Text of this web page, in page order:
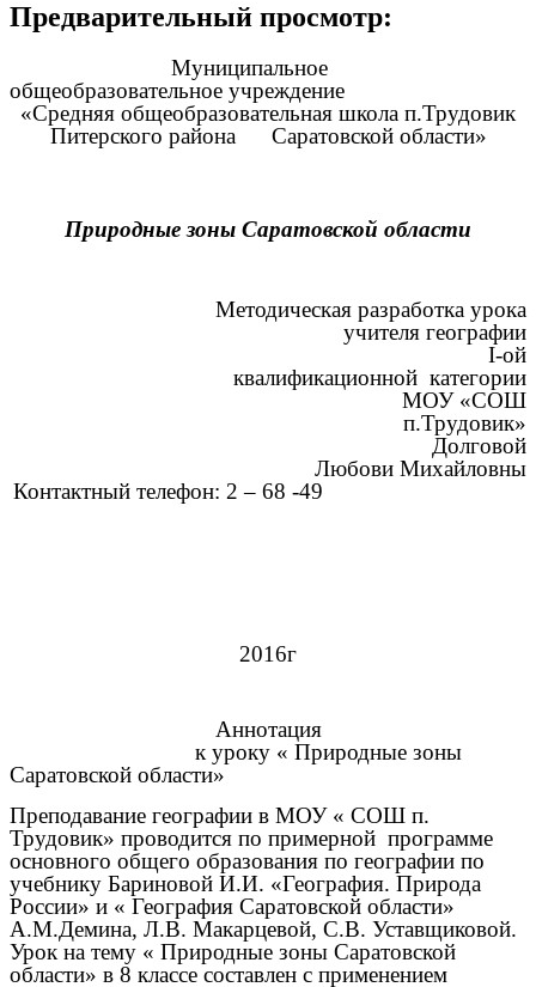
Предварительный просмотр:
Муниципальное
общеобразовательное учреждение
«Средняя общеобразовательная школа п.Трудовик
Питерского района Саратовской области»
Природные зоны Саратовской области
Методическая разработка урока
учителя географии
I-ой
квалификационной категории
МОУ «СОШ
п.Трудовик»
Долговой
Любови Михайловны
Контактный телефон: 2 – 68 -49
2016г
Аннотация
к уроку « Природные зоны
Саратовской области»
Преподавание географии в МОУ « СОШ п.
Трудовик» проводится по примерной программе
основного общего образования по географии по
учебнику Бариновой И.И. «География. Природа
России» и « География Саратовской области»
А.М.Демина, Л.В. Макарцевой, С.В. Уставщиковой.
Урок на тему « Природные зоны Саратовской
области» в 8 классе составлен с применением